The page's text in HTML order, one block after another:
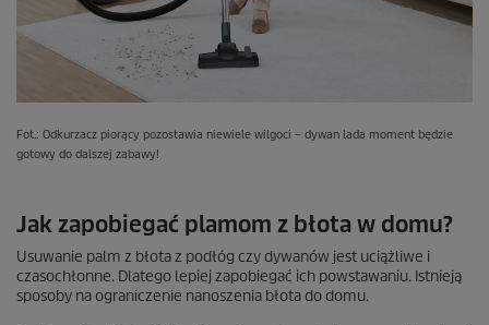
Fot.: Odkurzacz piorący pozostawia niewiele wilgoci – dywan lada moment będzie
gotowy do dalszej zabawy!
Jak zapobiegać plamom z błota w domu?
Usuwanie palm z błota z podłóg czy dywanów jest uciążliwe i
czasochłonne. Dlatego lepiej zapobiegać ich powstawaniu. Istnieją
sposoby na ograniczenie nanoszenia błota do domu.